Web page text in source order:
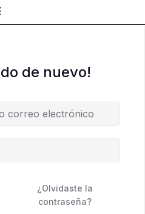
de nuevo!
¿Olvidaste la
contraseña?